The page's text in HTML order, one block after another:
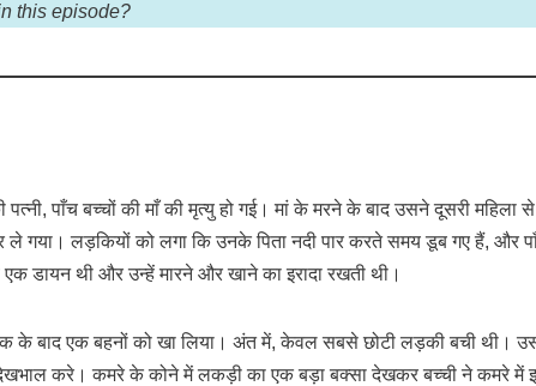
this episode?
पाँच बच्चों की माँ की मृत्यु हो गई। मां के मरने के बाद उसने दूसरी
गया। लड़कियों को लगा कि उनके पिता नदी पार करते समय डूब गए हैं, और
डायन थी और उन्हें मारने और खाने का इरादा रखती थी।
के बाद एक बहनों को खा लिया। अंत में, केवल सबसे छोटी लड़की बची थी।
करे। कमरे के कोने में लकड़ी का एक बड़ा बक्सा देखकर बच्ची ने कमरे में